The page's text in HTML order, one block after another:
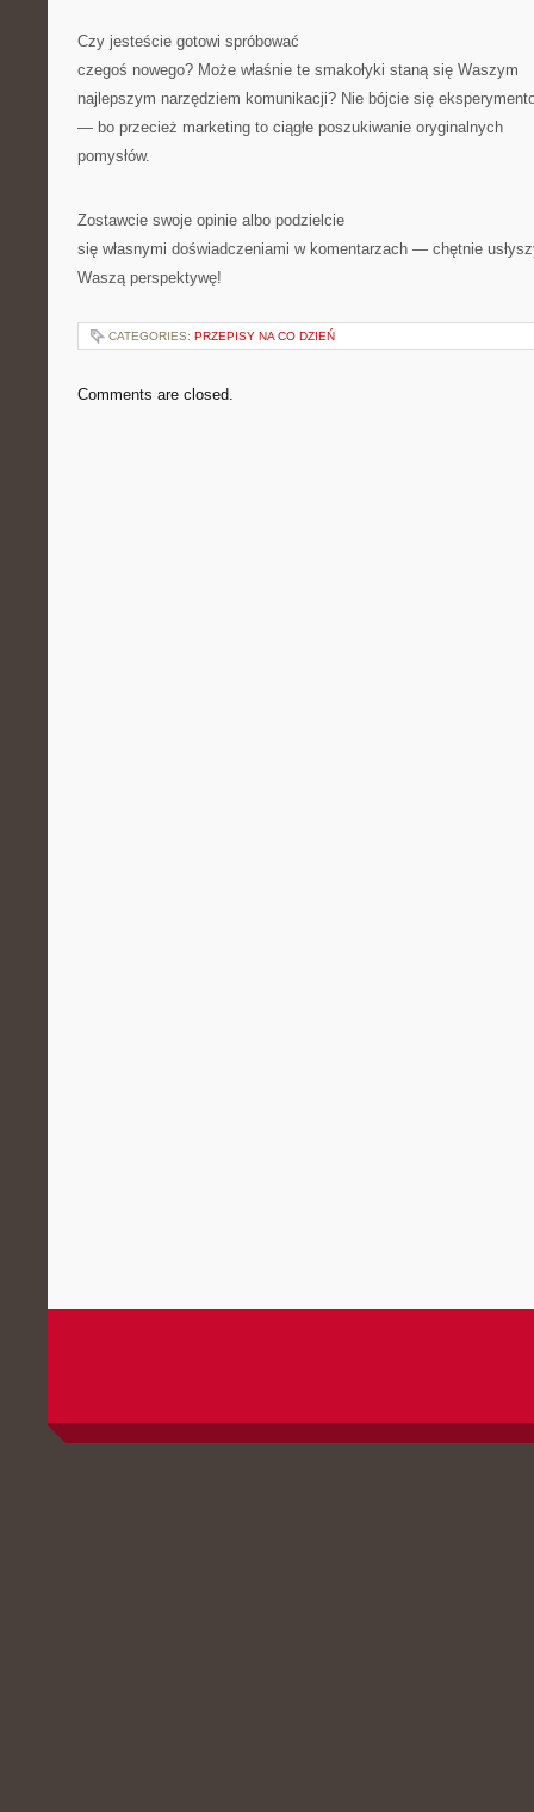
Czy jesteście gotowi spróbować
czegoś nowego? Może właśnie te smakołyki staną się Waszym
najlepszym narzędziem komunikacji? Nie bójcie się
— bo przecież marketing to ciągłe poszukiwanie oryginalnych
pomysłów.
Zostawcie swoje opinie albo podzielcie
się własnymi doświadczeniami w komentarzach — chętnie
Waszą perspektywę!
CATEGORIES: PRZEPISY NA CO DZIEŃ
Comments are closed.